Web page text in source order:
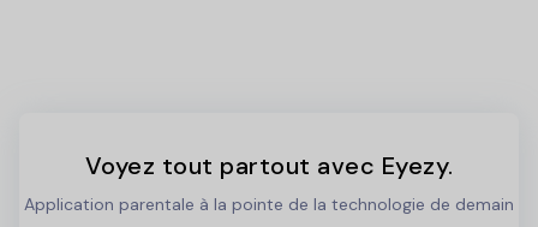
Voyez tout partout avec Eyezy.
Application parentale à la pointe de la technologie de demain